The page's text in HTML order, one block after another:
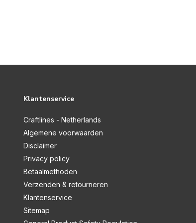
Klantenservice
Craftlines - Netherlands
Algemene voorwaarden
Disclaimer
Privacy policy
Betaalmethoden
Verzenden & retourneren
Klantenservice
Sitemap